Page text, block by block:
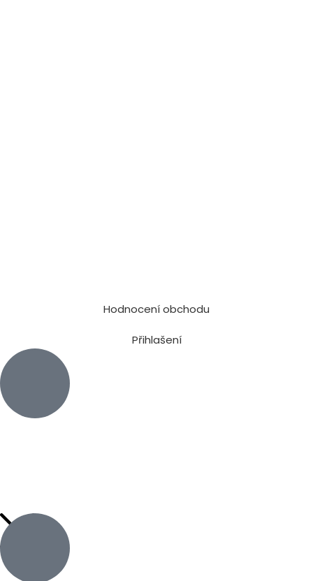
Hodnocení obchodu
Přihlašení